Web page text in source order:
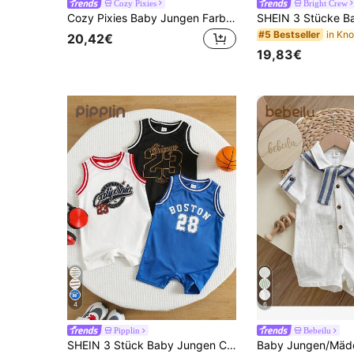
Cozy Pixies
Cozy Pixies Baby Jungen Farbblock flach gestrickter Kragen Kurzarm-Romper-Set
20,42€
Bright Crew
#5 Bestseller
19,83€
4
Pipplin
SHEIN 3 Stück Baby Jungen Casual Sport Ärmellos Romper mit Buchstaben Muster, Farbblöcke, Basic Multipack, Sommer Romper Shorts
6
Bebeilu